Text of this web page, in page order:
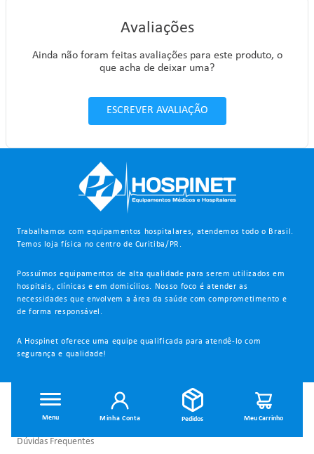
Minha Conta
Avaliações
Ainda não foram feitas avaliações para este produto, o
que acha de deixar uma?
ESCREVER AVALIAÇÃO
Trabalhamos com equipamentos hospitalares, atendemos todo o Brasil.
Temos loja física no centro de Curitiba/PR.
Possuímos equipamentos de alta qualidade para serem utilizados em
hospitais, clínicas e em domicílios. Nosso foco é atender as
necessidades que envolvem a área da saúde com comprometimento e
de forma responsável.
A Hospinet oferece uma equipe qualificada para atendê-lo com
segurança e qualidade!
INSTITUCIONAL
Dúvidas Frequentes